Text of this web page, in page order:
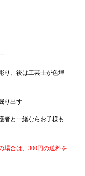
り、後は工芸士が色埋
り出す
者と一緒ならお子様も
合は、300円の送料を